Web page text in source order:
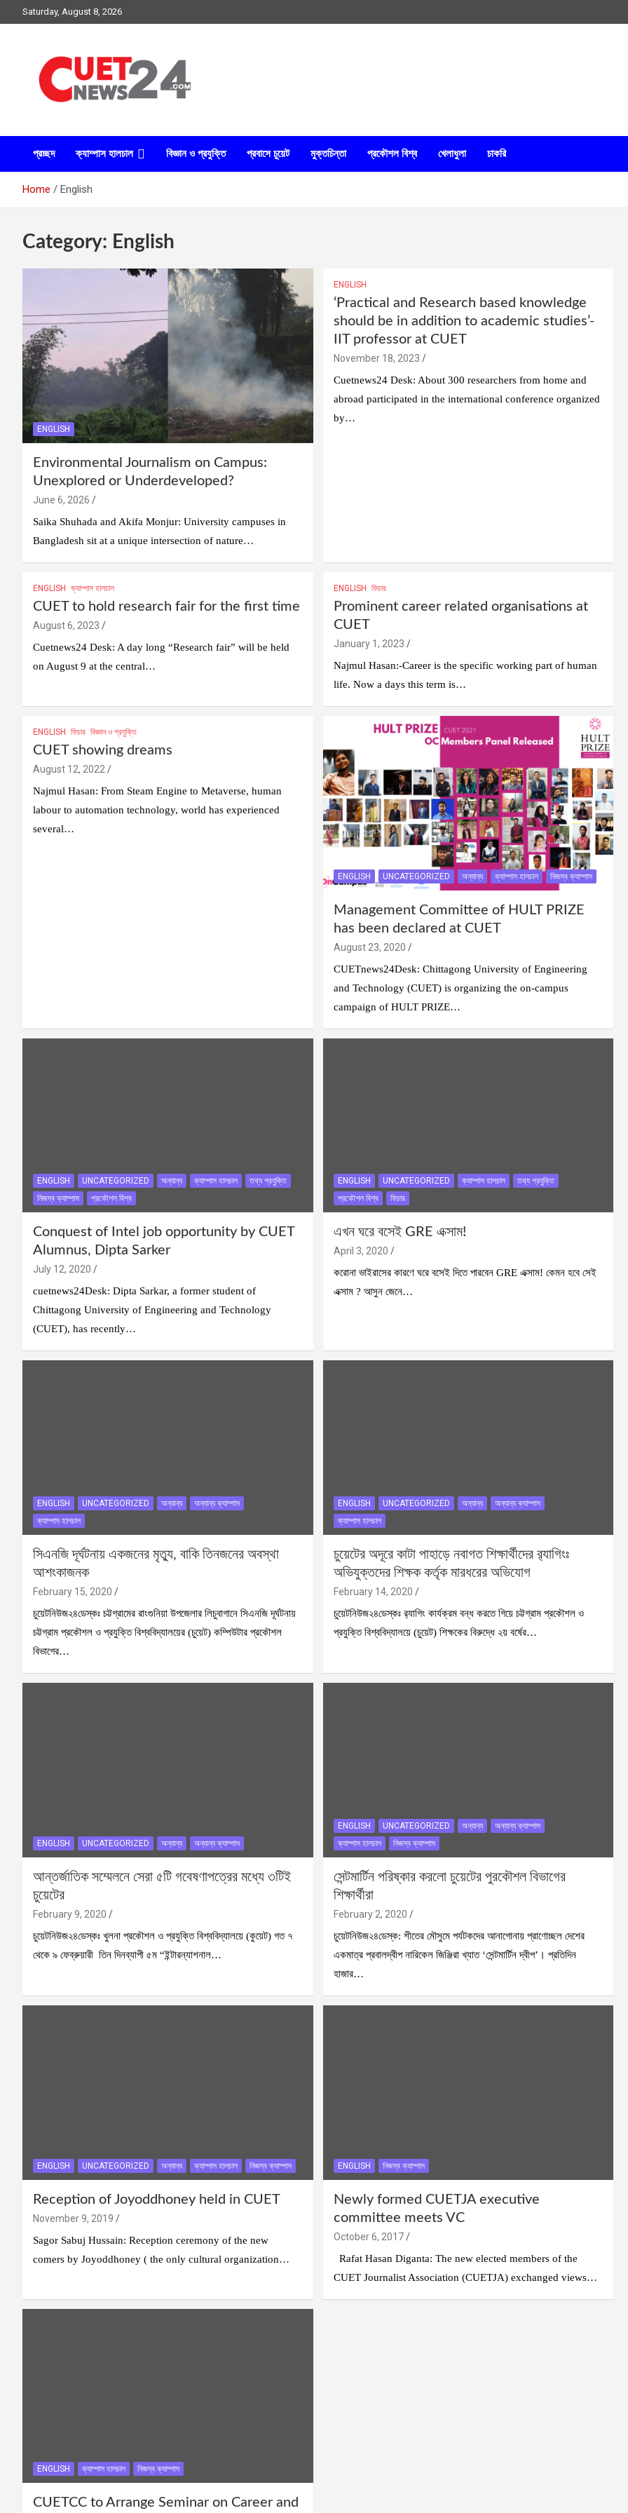
to
Saturday, August 8, 2026
চুয়েট নিউজ২৪
প্রচ্ছদ ক্যাম্পাস হালচাল বিজ্ঞান ও প্রযুক্তি প্রবাসে চুয়েট মুক্তচিন্তা প্রকৌশল বিশ্ব খেলাধুলা চাকরি
Home English
Category: English
ENGLISH
Environmental Journalism on Campus:
Unexplored or Underdeveloped?
June 6, 2026
Saika Shuhada and Akifa Monjur: University campuses in
Bangladesh sit at a unique intersection of nature…
ENGLISH
‘Practical and Research based knowledge
should be in addition to academic studies’-
IIT professor at CUET
November 18, 2023
Cuetnews24 Desk: About 300 researchers from home and
abroad participated in the international conference organized
by…
ENGLISH ক্যাম্পাস হালচাল
CUET to hold research fair for the first time
August 6, 2023
Cuetnews24 Desk: A day long “Research fair” will be held
on August 9 at the central…
ENGLISH ফিচার
Prominent career related organisations at
CUET
January 1, 2023
Najmul Hasan:-Career is the specific working part of human
life. Now a days this term is…
ENGLISH ফিচার বিজ্ঞান ও প্রযুক্তি
CUET showing dreams
August 12, 2022
Najmul Hasan: From Steam Engine to Metaverse, human
labour to automation technology, world has experienced
several…
ENGLISH UNCATEGORIZED অন্যান্য ক্যাম্পাস হালচাল নিজস্ব ক্যাম্পাস
Management Committee of HULT PRIZE
has been declared at CUET
August 23, 2020
CUETnews24Desk: Chittagong University of Engineering
and Technology (CUET) is organizing the on-campus
campaign of HULT PRIZE…
ENGLISH UNCATEGORIZED অন্যান্য ক্যাম্পাস হালচাল
তথ্য প্রযুক্তি
নিজস্ব ক্যাম্পাস
প্রকৌশল বিশ্ব
Conquest of Intel job opportunity by CUET
Alumnus, Dipta Sarker
July 12, 2020
cuetnews24Desk: Dipta Sarkar, a former student of
Chittagong University of Engineering and Technology
(CUET), has recently…
ENGLISH UNCATEGORIZED ক্যাম্পাস হালচাল
তথ্য প্রযুক্তি
প্রকৌশল বিশ্ব
ফিচার
এখন ঘরে বসেই GRE এক্সাম!
April 3, 2020
করোনা ভাইরাসের কারণে ঘরে বসেই দিতে পারবেন GRE এক্সাম! কেমন হবে সেই
এক্সাম ? আসুন জেনে…
ENGLISH UNCATEGORIZED অন্যান্য
অন্যান্য ক্যাম্পাস
ক্যাম্পাস হালচাল
সিএনজি দূর্ঘটনায় একজনের মৃত্যু, বাকি তিনজনের অবস্থা
আশংকাজনক
February 15, 2020
চুয়েটনিউজ২৪ডেস্কঃ চট্টগ্রামের রাংগুনিয়া উপজেলার লিচুবাগানে সিএনজি দূর্ঘটনায়
চট্টগ্রাম প্রকৌশল ও প্রযুক্তি বিশ্ববিদ্যালয়ের (চুয়েট) কম্পিউটার প্রকৌশল
বিভাগের…
ENGLISH UNCATEGORIZED অন্যান্য
অন্যান্য ক্যাম্পাস
ক্যাম্পাস হালচাল
চুয়েটের অদূরে কাটা পাহাড়ে নবাগত শিক্ষার্থীদের র‍্যাগিংঃ
অভিযুক্তদের শিক্ষক কর্তৃক মারধরের অভিযোগ
February 14, 2020
চুয়েটনিউজ২৪ডেস্কঃ র‍্যাগিং কার্যক্রম বন্ধ করতে গিয়ে চট্টগ্রাম প্রকৌশল ও
প্রযুক্তি বিশ্ববিদ্যালয়ে (চুয়েট) শিক্ষকের বিরুদ্ধে ২য় বর্ষের…
ENGLISH UNCATEGORIZED অন্যান্য অন্যান্য ক্যাম্পাস
আন্তর্জাতিক সম্মেলনে সেরা ৫টি গবেষণাপত্রের মধ্যে ৩টিই
চুয়েটের
February 9, 2020
চুয়েটনিউজ২৪ডেস্কঃ খুলনা প্রকৌশল ও প্রযুক্তি বিশ্ববিদ্যালয়ে (কুয়েট) গত ৭
থেকে ৯ ফেব্রুয়ারী তিন দিনব্যাপী ৫ম “ইন্টারন্যাশনাল…
ENGLISH UNCATEGORIZED অন্যান্য
অন্যান্য ক্যাম্পাস
ক্যাম্পাস হালচাল
নিজস্ব ক্যাম্পাস
সেন্টমার্টিন পরিষ্কার করলো চুয়েটের পুরকৌশল বিভাগের
শিক্ষার্থীরা
February 2, 2020
চুয়েটনিউজ২৪ডেস্ক: শীতের মৌসুমে পর্যটকদের আনাগোনায় প্রাণোচ্ছল দেশের
একমাত্র প্রবালদ্বীপ নারিকেল জিঞ্জিরা খ্যাত ‘সেন্টমার্টিন দ্বীপ’। প্রতিদিন
হাজার…
ENGLISH UNCATEGORIZED অন্যান্য ক্যাম্পাস হালচাল নিজস্ব ক্যাম্পাস
Reception of Joyoddhoney held in CUET
November 9, 2019
Sagor Sabuj Hussain: Reception ceremony of the new
comers by Joyoddhoney ( the only cultural organization…
ENGLISH নিজস্ব ক্যাম্পাস
Newly formed CUETJA executive
committee meets VC
October 6, 2017
Rafat Hasan Diganta: The new elected members of the
CUET Journalist Association (CUETJA) exchanged views…
ENGLISH ক্যাম্পাস হালচাল নিজস্ব ক্যাম্পাস
CUETCC to Arrange Seminar on Career and